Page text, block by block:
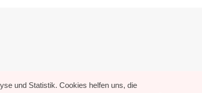
und Statistik. Cookies helfen uns, die